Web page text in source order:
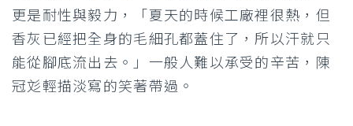
更是耐性與毅力，「夏天的時候工廠裡很熱，但
香灰已經把全身的毛細孔都蓋住了，所以汗就只
能從腳底流出去。」一般人難以承受的辛苦，陳
冠彣輕描淡寫的笑著帶過。